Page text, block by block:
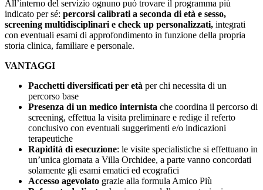
All’interno del servizio ognuno può trovare il programma più
indicato per sé: percorsi calibrati a seconda di età e sesso,
screening multidisciplinari e check up personalizzati, integrati
con eventuali esami di approfondimento in funzione della propria
storia clinica, familiare e personale.
VANTAGGI
Pacchetti diversificati per età per chi necessita di un
percorso base
Presenza di un medico internista che coordina il percorso di
screening, effettua la visita preliminare e redige il referto
conclusivo con eventuali suggerimenti e/o indicazioni
terapeutiche
Rapidità di esecuzione: le visite specialistiche si effettuano in
un’unica giornata a Villa Orchidee, a parte vanno concordati
solamente gli esami ematici ed ecografici
Accesso agevolato grazie alla formula Amico Più